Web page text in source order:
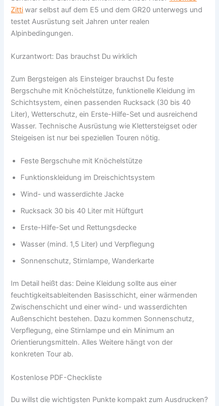
Zitti war selbst auf dem E5 und dem GR20 unterwegs und
testet Ausrüstung seit Jahren unter realen
Alpinbedingungen.
Kurzantwort: Das brauchst Du wirklich
Zum Bergsteigen als Einsteiger brauchst Du feste
Bergschuhe mit Knöchelstütze, funktionelle Kleidung im
Schichtsystem, einen passenden Rucksack (30 bis 40
Liter), Wetterschutz, ein Erste-Hilfe-Set und ausreichend
Wasser. Technische Ausrüstung wie Klettersteigset oder
Steigeisen ist nur bei speziellen Touren nötig.
Feste Bergschuhe mit Knöchelstütze
Funktionskleidung im Dreischichtsystem
Wind- und wasserdichte Jacke
Rucksack 30 bis 40 Liter mit Hüftgurt
Erste-Hilfe-Set und Rettungsdecke
Wasser (mind. 1,5 Liter) und Verpflegung
Sonnenschutz, Stirnlampe, Wanderkarte
Im Detail heißt das: Deine Kleidung sollte aus einer
feuchtigkeitsableitenden Basisschicht, einer wärmenden
Zwischenschicht und einer wind- und wasserdichten
Außenschicht bestehen. Dazu kommen Sonnenschutz,
Verpflegung, eine Stirnlampe und ein Minimum an
Orientierungsmitteln. Alles Weitere hängt von der
konkreten Tour ab.
Kostenlose PDF-Checkliste
Du willst die wichtigsten Punkte kompakt zum Ausdrucken?